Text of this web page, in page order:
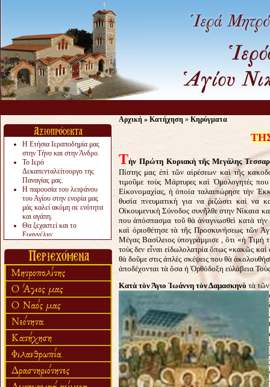
Η Ετήσια Ιεραποδημία μας
στην Τήνο και στην Άνδρο.
Το Ιερό
Δεκαπενταλείτουργο της
Παναγίας μας.
Η παρουσία του λειψάνου
του Αγίου στην ενορία μας
μάς καλεί ακόμη σε ενότητα
και αγάπη.
Θα ξεχαστεί και το
Ευαγγέλιο;
«πολύ αργά».
Ζητείται....
Αρχική » Κατήχηση » Κηρύγματα
Τὴν Πρώτη Κυριακὴ τῆς Μεγάλης
Πίστης μας ἐπὶ τῶν αἱρέσεων καὶ τῆς
τιμοῦμε τοὺς Μάρτυρες καὶ Ὁμολογητές
Εἰκονομαχίας, ἡ ὁποία ταλαιπώρησε τὴν
θυσία πνευματικὴ για να ῥιζώσει καὶ να
Οἰκουμενικὴ Σύνοδος συνῆλθε στην Nίκαια
που ἀπόσπασμα τοῦ θὰ ἀναγνωσθεὶ κατὰ τὴν
καὶ ὀριοθέτησε τὰ τῆς Προσκυνήσεως τῶν
Μέγας Βασίλειος ὑπογράμμισε , ὅτι «ἡ Τιμὴ
τοὺς δεν εἶναι εἰδωλολατρία ὅπως «κακῶς
θὰ δοῦμε στις ἀπλὲς σκέψεις που θὰ
ἀποδέχονται τὰ ὅσα ἡ Ὀρθόδοξη εὐλάβεια
Κατὰ τὸν Άγιο Ἰωάννη τὸν Δαμασκηνὸ τὰ